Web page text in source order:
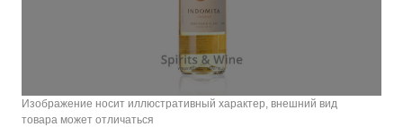
Изображение носит иллюстративный характер, внешний вид
товара может отличаться